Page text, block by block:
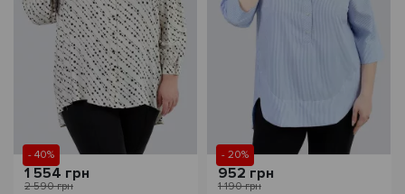
- 40%
1 554 грн
2 590 грн
- 20%
952 грн
1 190 грн